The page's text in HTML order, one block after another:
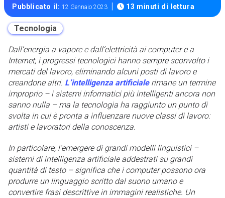
Pubblicato il:12 Gennaio 2023 | 13 minuti di lettura
Tecnologia
Dall’energia a vapore e dall’elettricità ai computer e a
Internet, i progressi tecnologici hanno sempre sconvolto i
mercati del lavoro, eliminando alcuni posti di lavoro e
creandone altri. L’intelligenza artificialerimane un termine
improprio – i sistemi informatici più intelligenti ancora non
sanno nulla – ma la tecnologia ha raggiunto un punto di
svolta in cui è pronta a influenzare nuove classi di lavoro:
artisti e lavoratori della conoscenza.
In particolare, l’emergere di grandi modelli linguistici –
sistemi di intelligenza artificiale addestrati su grandi
quantità di testo – significa che i computer possono ora
produrre un linguaggio scritto dal suono umano e
convertire frasi descrittive in immagini realistiche. Un